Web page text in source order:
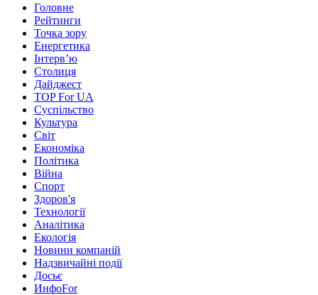
Головне
Рейтинги
Точка зору
Енергетика
Інтерв’ю
Столиця
Дайджест
TOP For UA
Суспiльство
Культура
Світ
Економіка
Політика
Війна
Спорт
Здоров'я
Технології
Аналітика
Екологія
Новини компаній
Надзвичайні події
Досьє
ИнфоFor